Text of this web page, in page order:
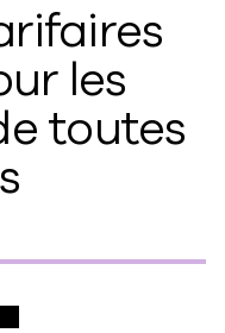
les
toutes